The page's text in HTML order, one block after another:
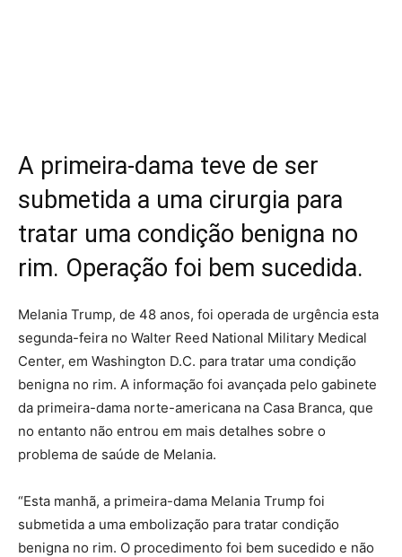
A primeira-dama teve de ser
submetida a uma cirurgia para
tratar uma condição benigna no
rim. Operação foi bem sucedida.
Melania Trump, de 48 anos, foi operada de urgência esta
segunda-feira no Walter Reed National Military Medical
Center, em Washington D.C. para tratar uma condição
benigna no rim. A informação foi avançada pelo gabinete
da primeira-dama norte-americana na Casa Branca, que
no entanto não entrou em mais detalhes sobre o
problema de saúde de Melania.
“Esta manhã, a primeira-dama Melania Trump foi
submetida a uma embolização para tratar condição
benigna no rim. O procedimento foi bem sucedido e não